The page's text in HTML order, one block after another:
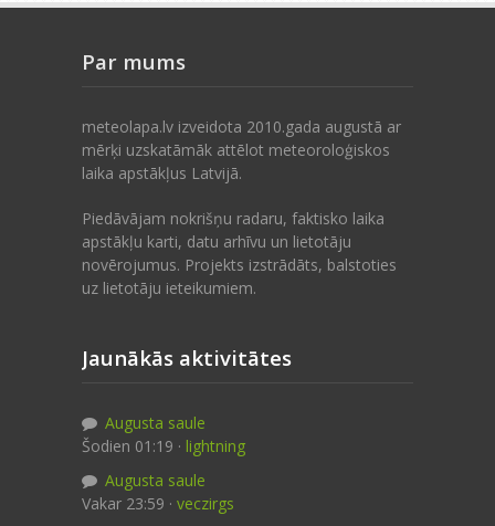
Par mums
meteolapa.lv izveidota 2010.gada augustā ar
mērķi uzskatāmāk attēlot meteoroloģiskos
laika apstākļus Latvijā.
Piedāvājam nokrišņu radaru, faktisko laika
apstākļu karti, datu arhīvu un lietotāju
novērojumus. Projekts izstrādāts, balstoties
uz lietotāju ieteikumiem.
Jaunākās aktivitātes
Augusta saule
Šodien 01:19 · lightning
Augusta saule
Vakar 23:59 · veczirgs